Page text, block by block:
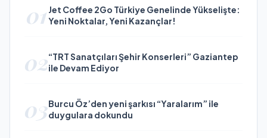
01 Jet Coffee 2Go Türkiye Genelinde Yükselişte:
Yeni Noktalar, Yeni Kazançlar!
02“TRT Sanatçıları Şehir Konserleri” Gaziantep
ile Devam Ediyor
03Burcu Öz’den yeni şarkısı “Yaralarım” ile
duygulara dokundu